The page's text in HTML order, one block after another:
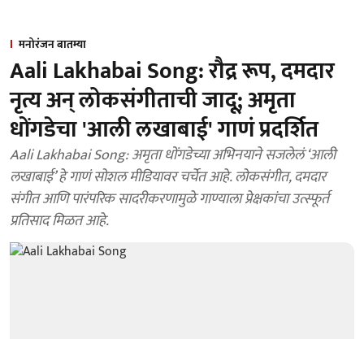
मनोरंजन बातम्या
Aali Lakhabai Song: रौद्र रूप, दमदार
नृत्य अन् लोकसंगीताची जादू; अमृता
धोंगडेचा 'आली लखाबाई' गाणं प्रदर्शित
Aali Lakhabai Song: अमृता धोंगडेच्या अभिनयाने सजलेलं ‘आली
लखाबाई’ हे गाणं सोशल मीडियावर चर्चेत आहे. लोकसंगीत, दमदार
संगीत आणि पारंपरिक सादरीकरणामुळे गाण्याला प्रेक्षकांचा उत्स्फूर्त
प्रतिसाद मिळत आहे.